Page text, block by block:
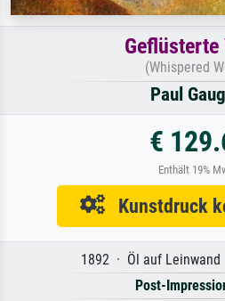
Geflüsterte
(Whispered
Paul
€
Enthält 19%
Kunstdruck
1892 · Öl auf
Post-